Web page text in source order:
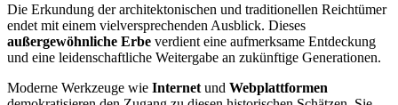
Die Erkundung der architektonischen und traditionellen Reichtümer
endet mit einem vielversprechenden Ausblick. Dieses
außergewöhnliche Erbe verdient eine aufmerksame Entdeckung
und eine leidenschaftliche Weitergabe an zukünftige Generationen.
Moderne Werkzeuge wie Internet und Webplattformen